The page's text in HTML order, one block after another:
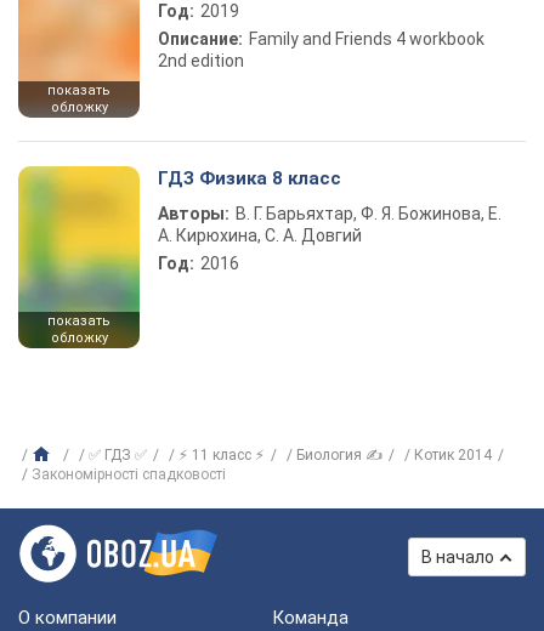
показать
обложку
Год: 2019
Описание: Family and Friends 4 workbook
2nd edition
показать
обложку
ГДЗ Физика 8 класс
Авторы: В. Г. Барьяхтар, Ф. Я. Божинова, Е.
А. Кирюхина, С. А. Довгий
Год: 2016
✅ ГДЗ ✅ ⚡ 11 класс ⚡ Биология ✍
Котик 2014
Закономірності спадковості
В начало
О компании Команда